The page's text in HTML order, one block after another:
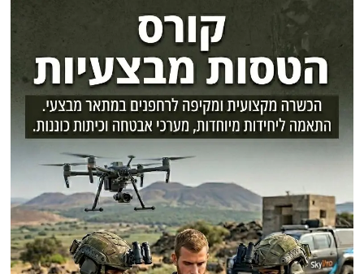
פוסטים אחרונים
המיירט החשוב ביותר שעדיין חסר למערך ההגנ"א של מדינת ישראל הוא תותח
הלייזר רב העוצמה!